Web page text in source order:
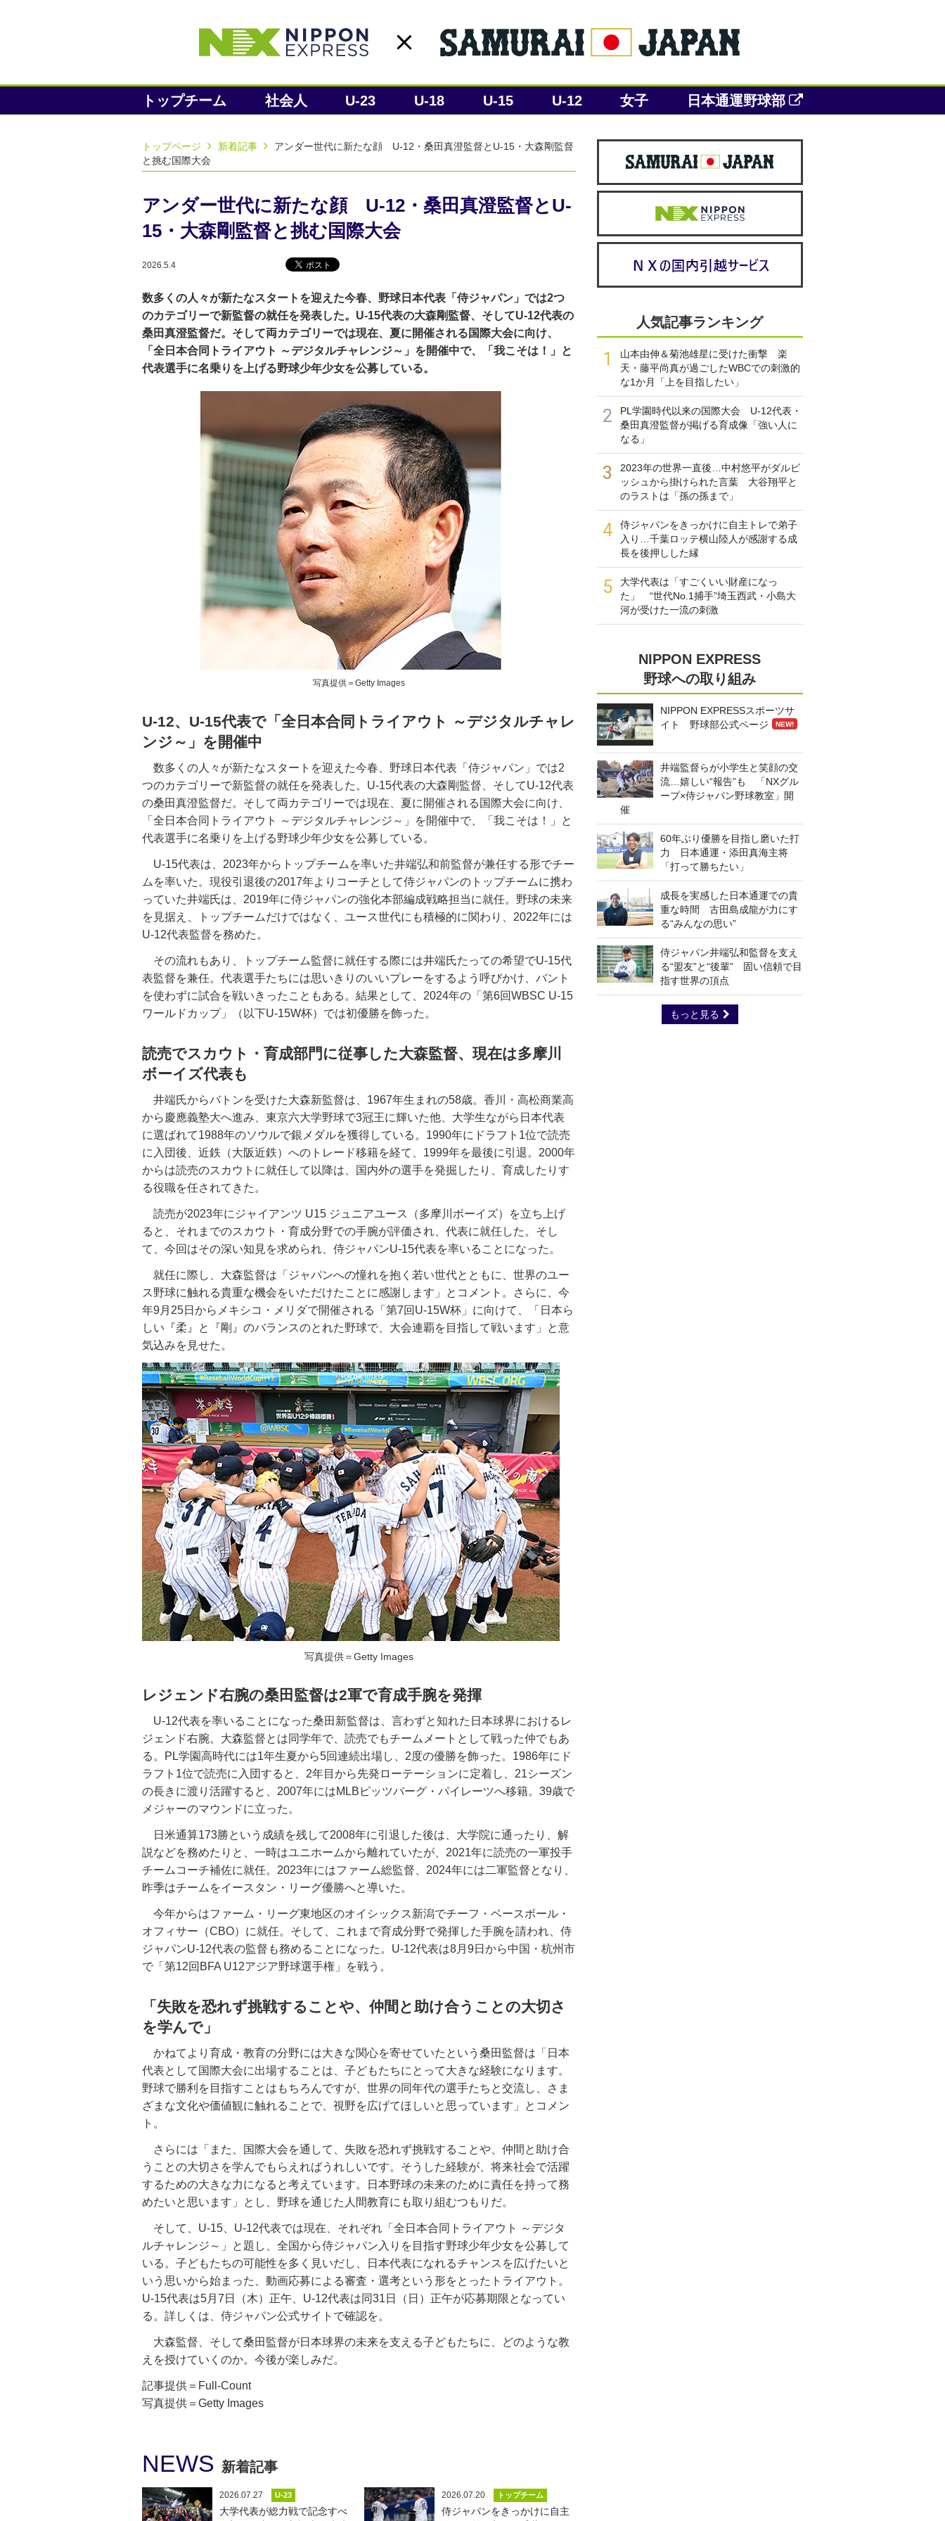
トップチーム 社会人 U-23 U-18 U-15 U-12 女子 日本通運野球部
トップページ 新着記事
アンダー世代に新たな顔 U-12・桑田真澄監督とU-15・大森剛監督
と挑む国際大会
アンダー世代に新たな顔 U-12・桑田真澄監督とU-
15・大森剛監督と挑む国際大会
2026.5.4
数多くの人々が新たなスタートを迎えた今春、野球日本代表「侍ジャパン」では2つ
のカテゴリーで新監督の就任を発表した。U-15代表の大森剛監督、そしてU-12代表の
桑田真澄監督だ。そして両カテゴリーでは現在、夏に開催される国際大会に向け、
「全日本合同トライアウト ～デジタルチャレンジ～」を開催中で、「我こそは！」と
代表選手に名乗りを上げる野球少年少女を公募している。
写真提供＝Getty Images
U-12、U-15代表で「全日本合同トライアウト ～デジタルチャレ
ンジ～」を開催中
数多くの人々が新たなスタートを迎えた今春、野球日本代表「侍ジャパン」では2
つのカテゴリーで新監督の就任を発表した。U-15代表の大森剛監督、そしてU-12代表
の桑田真澄監督だ。そして両カテゴリーでは現在、夏に開催される国際大会に向け、
「全日本合同トライアウト ～デジタルチャレンジ～」を開催中で、「我こそは！」と
代表選手に名乗りを上げる野球少年少女を公募している。
U-15代表は、2023年からトップチームを率いた井端弘和前監督が兼任する形でチー
ムを率いた。現役引退後の2017年よりコーチとして侍ジャパンのトップチームに携わ
っていた井端氏は、2019年に侍ジャパンの強化本部編成戦略担当に就任。野球の未来
を見据え、トップチームだけではなく、ユース世代にも積極的に関わり、2022年には
U-12代表監督を務めた。
その流れもあり、トップチーム監督に就任する際には井端氏たっての希望でU-15代
表監督を兼任。代表選手たちには思いきりのいいプレーをするよう呼びかけ、バント
を使わずに試合を戦いきったこともある。結果として、2024年の「第6回WBSC U-15
ワールドカップ」（以下U-15W杯）では初優勝を飾った。
読売でスカウト・育成部門に従事した大森監督、現在は多摩川
ボーイズ代表も
井端氏からバトンを受けた大森新監督は、1967年生まれの58歳。香川・高松商業高
から慶應義塾大へ進み、東京六大学野球で3冠王に輝いた他、大学生ながら日本代表
に選ばれて1988年のソウルで銀メダルを獲得している。1990年にドラフト1位で読売
に入団後、近鉄（大阪近鉄）へのトレード移籍を経て、1999年を最後に引退。2000年
からは読売のスカウトに就任して以降は、国内外の選手を発掘したり、育成したりす
る役職を任されてきた。
読売が2023年にジャイアンツ U15 ジュニアユース（多摩川ボーイズ）を立ち上げ
ると、それまでのスカウト・育成分野での手腕が評価され、代表に就任した。そし
て、今回はその深い知見を求められ、侍ジャパンU-15代表を率いることになった。
就任に際し、大森監督は「ジャパンへの憧れを抱く若い世代とともに、世界のユー
ス野球に触れる貴重な機会をいただけたことに感謝します」とコメント。さらに、今
年9月25日からメキシコ・メリダで開催される「第7回U-15W杯」に向けて、「日本ら
しい『柔』と『剛』のバランスのとれた野球で、大会連覇を目指して戦います」と意
気込みを見せた。
写真提供＝Getty Images
レジェンド右腕の桑田監督は2軍で育成手腕を発揮
U-12代表を率いることになった桑田新監督は、言わずと知れた日本球界におけるレ
ジェンド右腕。大森監督とは同学年で、読売でもチームメートとして戦った仲でもあ
る。PL学園高時代には1年生夏から5回連続出場し、2度の優勝を飾った。1986年にド
ラフト1位で読売に入団すると、2年目から先発ローテーションに定着し、21シーズン
の長きに渡り活躍すると、2007年にはMLBピッツバーグ・パイレーツへ移籍。39歳で
メジャーのマウンドに立った。
日米通算173勝という成績を残して2008年に引退した後は、大学院に通ったり、解
説などを務めたりと、一時はユニホームから離れていたが、2021年に読売の一軍投手
チームコーチ補佐に就任。2023年にはファーム総監督、2024年には二軍監督となり、
昨季はチームをイースタン・リーグ優勝へと導いた。
今年からはファーム・リーグ東地区のオイシックス新潟でチーフ・ベースボール・
オフィサー（CBO）に就任。そして、これまで育成分野で発揮した手腕を請われ、侍
ジャパンU-12代表の監督も務めることになった。U-12代表は8月9日から中国・杭州市
で「第12回BFA U12アジア野球選手権」を戦う。
「失敗を恐れず挑戦することや、仲間と助け合うことの大切さ
を学んで」
かねてより育成・教育の分野には大きな関心を寄せていたという桑田監督は「日本
代表として国際大会に出場することは、子どもたちにとって大きな経験になります。
野球で勝利を目指すことはもちろんですが、世界の同年代の選手たちと交流し、さま
ざまな文化や価値観に触れることで、視野を広げてほしいと思っています」とコメン
ト。
さらには「また、国際大会を通して、失敗を恐れず挑戦することや、仲間と助け合
うことの大切さを学んでもらえればうれしいです。そうした経験が、将来社会で活躍
するための大きな力になると考えています。日本野球の未来のために責任を持って務
めたいと思います」とし、野球を通じた人間教育にも取り組むつもりだ。
そして、U-15、U-12代表では現在、それぞれ「全日本合同トライアウト ～デジタ
ルチャレンジ～」と題し、全国から侍ジャパン入りを目指す野球少年少女を公募して
いる。子どもたちの可能性を多く見いだし、日本代表になれるチャンスを広げたいと
いう思いから始まった、動画応募による審査・選考という形をとったトライアウト。
U-15代表は5月7日（木）正午、U-12代表は同31日（日）正午が応募期限となってい
る。詳しくは、侍ジャパン公式サイトで確認を。
大森監督、そして桑田監督が日本球界の未来を支える子どもたちに、どのような教
えを授けていくのか。今後が楽しみだ。
記事提供＝Full-Count
写真提供＝Getty Images
NEWS 新着記事
2026.07.27 U-23
大学代表が総力戦で記念すべ
2026.07.20 トップチーム
侍ジャパンをきっかけに自主
人気記事ランキング
1
山本由伸＆菊池雄星に受けた衝撃 楽
天・藤平尚真が過ごしたWBCでの刺激的
な1か月「上を目指したい」
2
PL学園時代以来の国際大会 U-12代表・
桑田真澄監督が掲げる育成像「強い人に
なる」
3
2023年の世界一直後…中村悠平がダルビ
ッシュから掛けられた言葉 大谷翔平と
のラストは「孫の孫まで」
4
侍ジャパンをきっかけに自主トレで弟子
入り…千葉ロッテ横山陸人が感謝する成
長を後押しした縁
5
大学代表は「すごくいい財産になっ
た」 “世代No.1捕手”埼玉西武・小島大
河が受けた一流の刺激
NIPPON EXPRESS
野球への取り組み
NIPPON EXPRESSスポーツサ
イト 野球部公式ページ
NEW!
井端監督らが小学生と笑顔の交
流…嬉しい“報告”も 「NXグル
ープ×侍ジャパン野球教室」開
催
60年ぶり優勝を目指し磨いた打
力 日本通運・添田真海主将
「打って勝ちたい」
成長を実感した日本通運での貴
重な時間 古田島成龍が力にす
る“みんなの思い”
侍ジャパン井端弘和監督を支え
る“盟友”と“後輩” 固い信頼で目
指す世界の頂点
もっと見る